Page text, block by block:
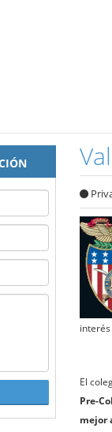
El
Pre-
mejor